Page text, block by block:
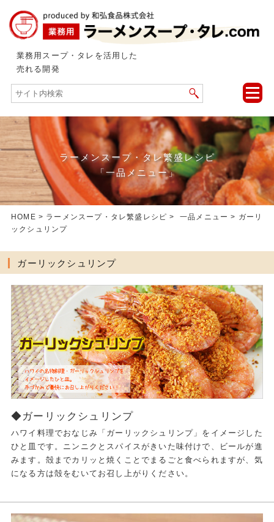
業務用スープ・タレを活用した
売れる開発
toggle
ラーメンスープ・タレ繁盛レシピ
「一品メニュー」
HOME > ラーメンスープ・タレ繁盛レシピ >一品メニュー > ガーリ
ックシュリンプ
ガーリックシュリンプ
◆ガーリックシュリンプ
ハワイ料理でおなじみ「ガーリックシュリンプ」をイメージした
ひと皿です。ニンニクとスパイスがきいた味付けで、ビールが進
みます。殻までカリッと焼くことでまるごと食べられますが、気
になる方は殻をむいてお召し上がりください。